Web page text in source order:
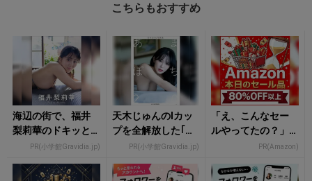
こちらもおすすめ
海辺の街で、福井
梨莉華のドキッと
する魅力全開！ひ
PR(小学館Gravidia.jp)
天木じゅんのIカッ
プを全解放した｢バ
ストトップの限界
PR(小学館Gravidia.jp)
「え、こんなセー
ルやってたの？」8
0％OFF以上が続々
気が...
PR(Amazon)